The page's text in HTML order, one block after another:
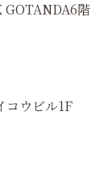
階
コウビル1F